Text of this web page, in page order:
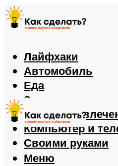
Лайфхаки
Автомобиль
Еда
Здоровье
Игры и
Компьютер и
Своими руками
Меню